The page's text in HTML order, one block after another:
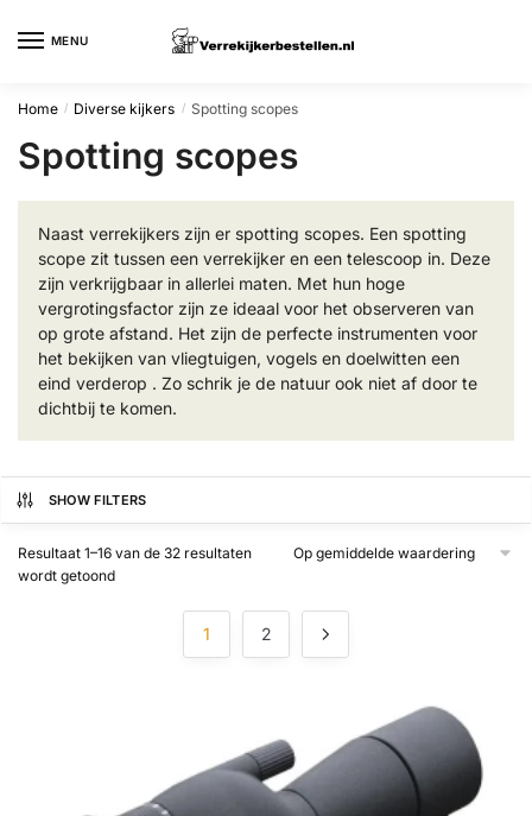
MENU
Home / Diverse kijkers / Spotting scopes
Spotting scopes
Naast verrekijkers zijn er spotting scopes. Een spotting
scope zit tussen een verrekijker en een telescoop in. Deze
zijn verkrijgbaar in allerlei maten. Met hun hoge
vergrotingsfactor zijn ze ideaal voor het observeren van
op grote afstand. Het zijn de perfecte instrumenten voor
het bekijken van vliegtuigen, vogels en doelwitten een
eind verderop . Zo schrik je de natuur ook niet af door te
dichtbij te komen.
SHOW FILTERS
Resultaat 1–16 van de 32 resultaten
wordt getoondGesorteerd
1 2